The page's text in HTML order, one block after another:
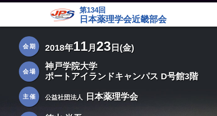
第134回
日本薬理学会近畿部会
会期 2018年11月 23 日(金)
会場
神戸学院大学
ポートアイランドキャンパス D号館3階
主催 公益社団法人 日本薬理学会